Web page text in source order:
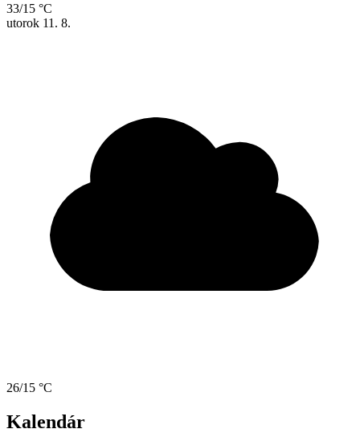
33/15 °C
utorok 11. 8.
26/15 °C
Kalendár